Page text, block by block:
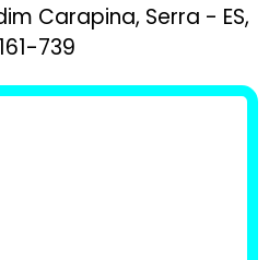
Carapina, Serra - ES,
739